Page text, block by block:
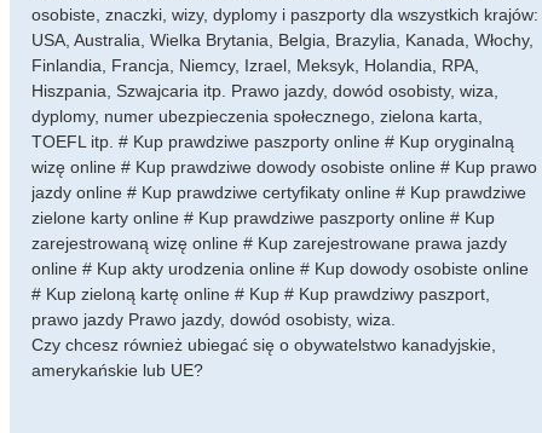
osobiste, znaczki, wizy, dyplomy i paszporty dla wszystkich krajów:
USA, Australia, Wielka Brytania, Belgia, Brazylia, Kanada, Włochy,
Finlandia, Francja, Niemcy, Izrael, Meksyk, Holandia, RPA,
Hiszpania, Szwajcaria itp. Prawo jazdy, dowód osobisty, wiza,
dyplomy, numer ubezpieczenia społecznego, zielona karta,
TOEFL itp. # Kup prawdziwe paszporty online # Kup oryginalną
wizę online # Kup prawdziwe dowody osobiste online # Kup prawo
jazdy online # Kup prawdziwe certyfikaty online # Kup prawdziwe
zielone karty online # Kup prawdziwe paszporty online # Kup
zarejestrowaną wizę online # Kup zarejestrowane prawa jazdy
online # Kup akty urodzenia online # Kup dowody osobiste online
# Kup zieloną kartę online # Kup # Kup prawdziwy paszport,
prawo jazdy Prawo jazdy, dowód osobisty, wiza.
Czy chcesz również ubiegać się o obywatelstwo kanadyjskie,
amerykańskie lub UE?